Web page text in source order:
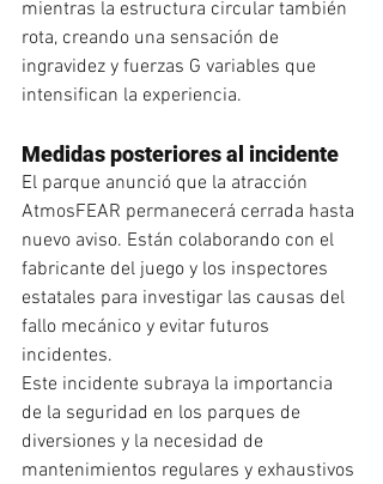
mientras la estructura circular también
rota, creando una sensación de
ingravidez y fuerzas G variables que
intensifican la experiencia.
Medidas posteriores al incidente
El parque anunció que la atracción
AtmosFEAR permanecerá cerrada hasta
nuevo aviso. Están colaborando con el
fabricante del juego y los inspectores
estatales para investigar las causas del
fallo mecánico y evitar futuros
incidentes.
Este incidente subraya la importancia
de la seguridad en los parques de
diversiones y la necesidad de
mantenimientos regulares y exhaustivos